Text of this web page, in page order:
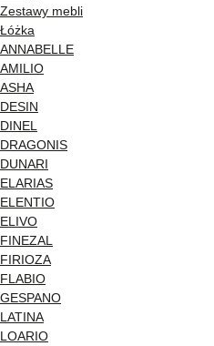
Zestawy mebli
Łóżka
ANNABELLE
AMILIO
ASHA
DESIN
DINEL
DRAGONIS
DUNARI
ELARIAS
ELENTIO
ELIVO
FINEZAL
FIRIOZA
FLABIO
GESPANO
LATINA
LOARIO